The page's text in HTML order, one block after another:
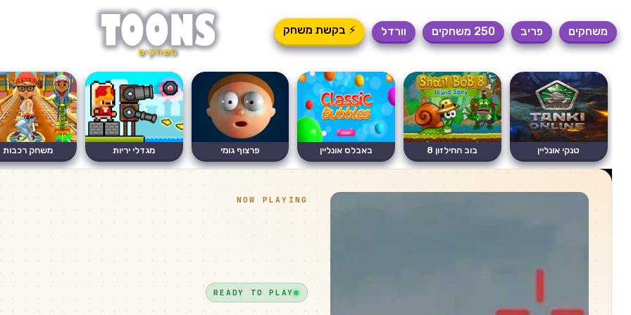
משחקים פריב 250 משחקים וורדל ⚡ בקשת משחק
משחקים
טנקי אונליין בוב החילזון 8 באבלס אונליין פרצוף גומי מגדלי יריות משחק רכבות